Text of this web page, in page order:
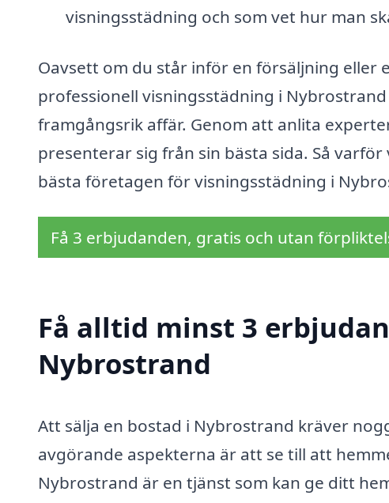
visningsstädning och som vet hur man
Oavsett om du står inför en försäljning eller
professionell visningsstädning i
framgångsrik affär. Genom att anlita
presenterar sig från sin bästa sida. Så
bästa företagen för visningsstädning i
Få 3 erbjudanden, gratis och utan
Få alltid minst 3
Nybrostrand
Att sälja en bostad i Nybrostrand kräver
avgörande aspekterna är att se till att
Nybrostrand är en tjänst som kan ge ditt